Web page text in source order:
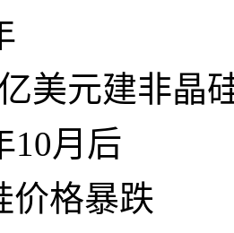
美元建非晶
10月后
格暴跌